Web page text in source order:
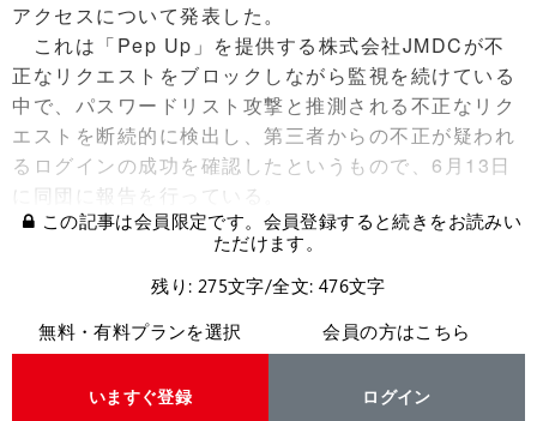
アクセスについて発表した。
これは「Pep Up」を提供する株式会社JMDCが不
正なリクエストをブロックしながら監視を続けている
中で、パスワードリスト攻撃と推測される不正なリク
エストを断続的に検出し、第三者からの不正が疑われ
るログインの成功を確認したというもので、6月13日
に同団に報告を行っている。
この記事は会員限定です。会員登録すると続きをお読みい
ただけます。
残り: 275文字/全文: 476文字
無料・有料プランを選択
いますぐ登録
会員の方はこちら
ログイン